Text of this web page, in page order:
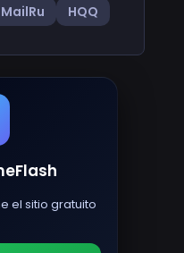
MailRu HQQ
el sitio gratuito